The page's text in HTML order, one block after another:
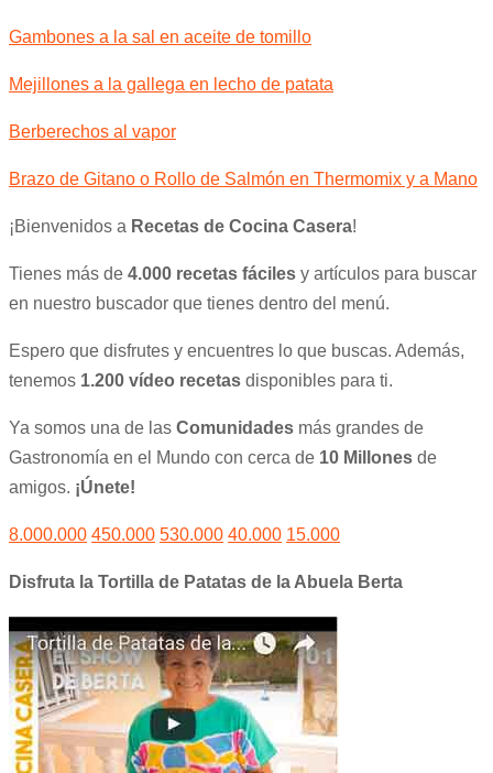
Gambones a la sal en aceite de tomillo
Mejillones a la gallega en lecho de patata
Berberechos al vapor
Brazo de Gitano o Rollo de Salmón en Thermomix y a Mano
¡Bienvenidos a Recetas de Cocina Casera!
Tienes más de 4.000 recetas fáciles y artículos para buscar
en nuestro buscador que tienes dentro del menú.
Espero que disfrutes y encuentres lo que buscas. Además,
tenemos 1.200 vídeo recetas disponibles para ti.
Ya somos una de las Comunidades más grandes de
Gastronomía en el Mundo con cerca de 10 Millones de
amigos. ¡Únete!
8.000.000 450.000 530.000 40.000 15.000
Disfruta la Tortilla de Patatas de la Abuela Berta